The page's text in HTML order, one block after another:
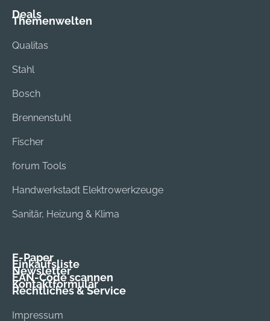
Deals
Themenwelten
Qualitas
Stahl
Bosch
Brennenstuhl
Fischer
forum Tools
Handwerkstadt Elektrowerkzeuge
Sanitär, Heizung & Klima
E-Paper
Einkaufsliste
Newsletter
EAN-Code scannen
Kontaktformular
Rechtliches & Service
Impressum